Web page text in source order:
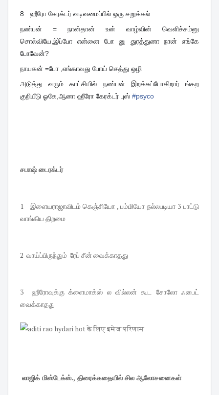
8 ஹீரோ கேரக்டர் வடிவமைப்பில் ஒரு சறுக்கல்
நண்பன் = நான்தான் உன் வாழ்வின் வெளிச்சம்னு
சொல்வியே,இப்போ என்னை போ னு துரத்துனா நான் எங்கே
போவேன்?
நாயகன் =போ ,எங்காவது போய் செத்து ஒழி
அடுத்து வரும் காட்சியில் நண்பன் இறக்கப்போகிறார் ங்கற
குறியீடு ஓகே,ஆனா ஹீரோ கேரக்டர் புஸ் #psyco
சபாஷ் டைரக்டர்
1 இளையராஜாவிடம் கெஞ்சியோ , பம்மியோ நல்லபடியா 3 பாட்டு
வாங்கிய திறமை
2 வாய்ப்பிருந்தும் ரேப் சீன் வைக்காதது
3 ஹீரோவுக்கு க்ளைமாக்ஸ் ல வில்லன் கூட சோலோ ஃபைட்
வைக்காதது
லாஜிக் மிஸ்டேக்ஸ்., திரைக்கதையில் சில ஆலோசனைகள்